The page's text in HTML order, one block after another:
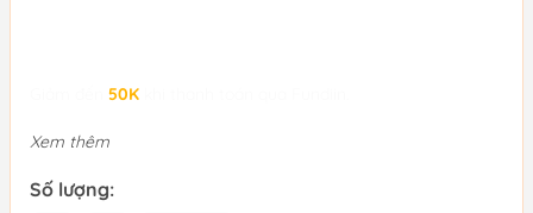
50K
Xem thêm
Số lượng: